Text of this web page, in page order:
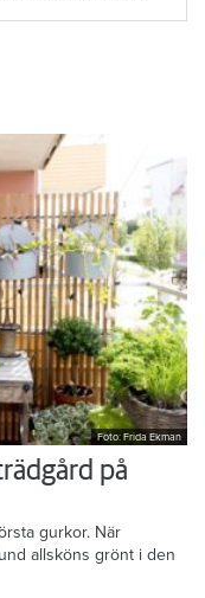
Foto: Frida Ekman
på
gurkor. När
allsköns grönt i den